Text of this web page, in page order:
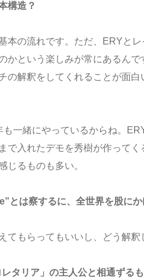
構造？
本の流れです。ただ、ERYと
かという楽しみが常にあるん
の解釈をしてくれることが面
も一緒にやっているからね。
で入れたデモを秀樹が作って
じるものも多い。
とは察するに、全世界を股に
てもらってもいいし、どう解釈
タリア」の主人公と相通ずるも